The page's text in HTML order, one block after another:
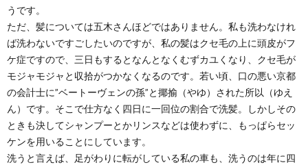
うです。
ただ、髪については五木さんほどではありません。私も洗わなけれ
ば洗わないですごしたいのですが、私の髪はクセ毛の上に頭皮がフ
ケ症ですので、三日もするとなんとなくむずカユくなり、クセ毛が
モジャモジャと収拾がつかなくなるのです。若い頃、口の悪い京都
の会計士に”ベートーヴェンの孫”と揶揄（やゆ）された所以（ゆえ
ん）です。そこで仕方なく四日に一回位の割合で洗髪。しかしその
ときも決してシャンプーとかリンスなどは使わずに、もっぱらセッ
ケンを用いることにしています。
洗うと言えば、足がわりに転がしている私の車も、洗うのは年に四